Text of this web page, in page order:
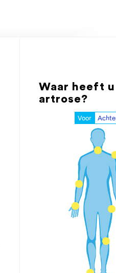
Waar heeft u
artrose?
Voor